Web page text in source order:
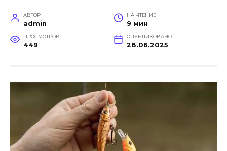
АВТОР
admin
НА ЧТЕНИЕ
9 мин
ПРОСМОТРОВ
449
ОПУБЛИКОВАНО
28.06.2025